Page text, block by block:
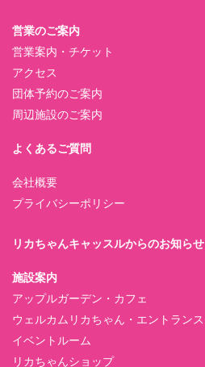
営業のご案内
営業案内・チケット
アクセス
団体予約のご案内
周辺施設のご案内
よくあるご質問
会社概要
プライバシーポリシー
リカちゃんキャッスルからのお知らせ
施設案内
アップルガーデン・カフェ
ウェルカムリカちゃん・エントランス
イベントルーム
リカちゃんショップ